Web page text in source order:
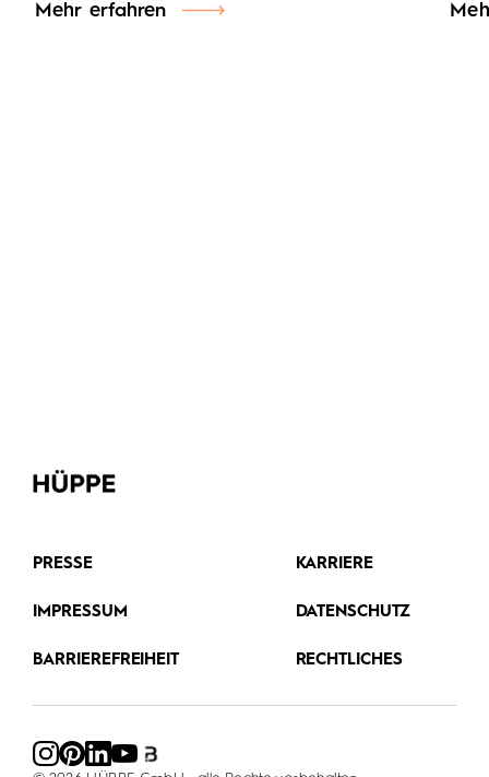
Mehr erfahren
PRESSE KARRIERE
IMPRESSUM DATENSCHUTZ
BARRIEREFREIHEIT RECHTLICHES